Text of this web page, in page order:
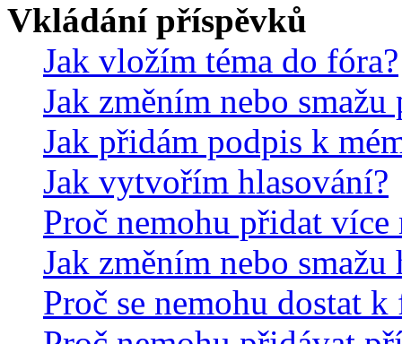
Vkládání příspěvků
Jak vložím téma do fóra?
Jak změním nebo smažu
Jak přidám podpis k
Jak vytvořím hlasování?
Proč nemohu přidat
Jak změním nebo smažu
Proč se nemohu dostat k